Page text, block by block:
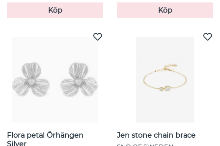
Köp
Köp
Flora petal Örhängen
Silver
Jen stone chain brace